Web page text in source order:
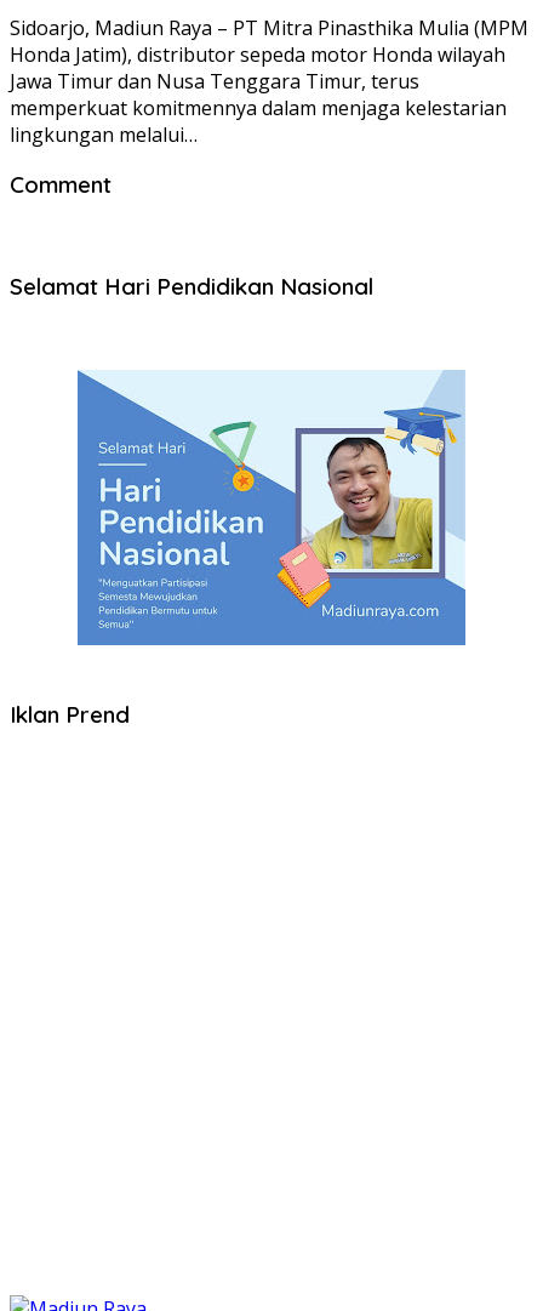
Sidoarjo, Madiun Raya – PT Mitra Pinasthika Mulia (MPM
Honda Jatim), distributor sepeda motor Honda wilayah
Jawa Timur dan Nusa Tenggara Timur, terus
memperkuat komitmennya dalam menjaga kelestarian
lingkungan melalui…
Comment
Selamat Hari Pendidikan Nasional
Iklan Prend